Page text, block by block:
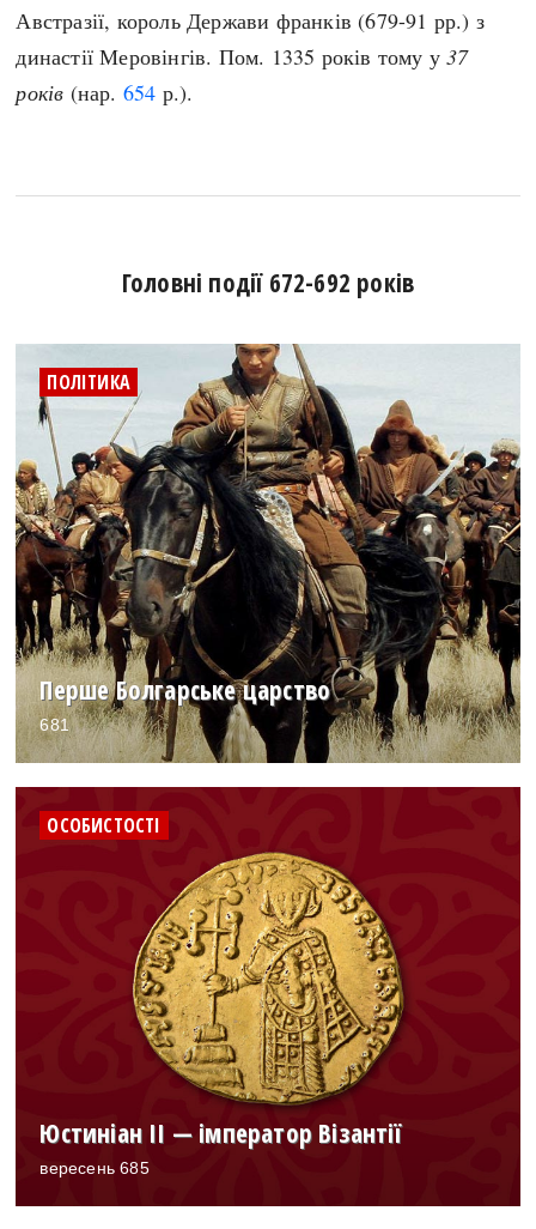
Австразії, король Держави франків (679-91 рр.) з
династії Меровінгів. Пом. 1335 років тому у37
років (нар. 654 р.).
Головні події 672-692 років
ПОЛІТИКА
Перше Болгарське царство
681
ОСОБИСТОСТІ
Юстиніан II — імператор Візантії
вересень 685